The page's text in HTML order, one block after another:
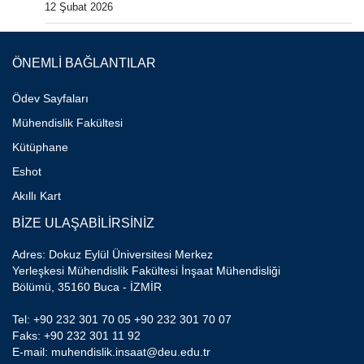
12 Şubat 2026
ÖNEMLİ BAĞLANTILAR
Ödev Sayfaları
Mühendislik Fakültesi
Kütüphane
Eshot
Akıllı Kart
BİZE ULAŞABİLİRSİNİZ
Adres: Dokuz Eylül Üniversitesi Merkez
Yerleşkesi Mühendislik Fakültesi İnşaat Mühendisliği
Bölümü, 35160 Buca - İZMİR
Tel: +90 232 301 70 05 +90 232 301 70 07
Faks: +90 232 301 11 92
E-mail: muhendislik.insaat@deu.edu.tr